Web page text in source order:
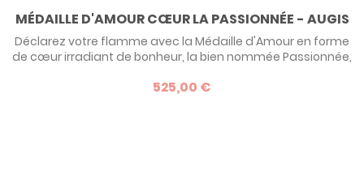
MÉDAILLE D'AMOUR CŒUR LA PASSIONNÉE - AUGIS
Déclarez votre flamme avec la Médaille d'Amour en forme
de cœur irradiant de bonheur, la bien nommée Passionnée,
Médaille d'Amour qui a fait la renommé de la marque
525,00 €